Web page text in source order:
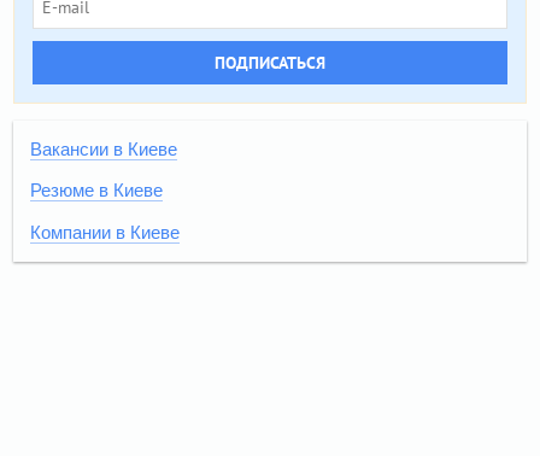
ПОДПИСАТЬСЯ
Вакансии в Киеве
Резюме в Киеве
Компании в Киеве